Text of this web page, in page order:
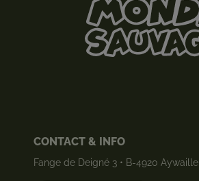
CONTACT & INFO
Fange de Deigné 3 • B-4920 Aywaille